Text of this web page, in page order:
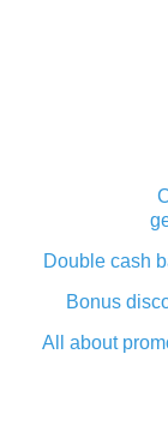
Double cash
Bonus
All about
What is